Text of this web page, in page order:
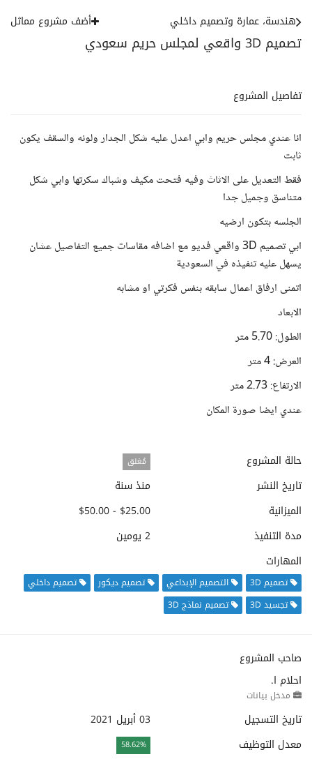
تصميم 3D واقعي لمجلس حريم سعودي
هندسة، عمارة وتصميم داخلي أضف مشروع مماثل
تفاصيل المشروع
انا عندي مجلس حريم وابي اعدل عليه شكل الجدار ولونه والسقف يكون
ثابت
فقط التعديل على الاثاث وفيه فتحت مكيف وشباك سكرتها وابي شكل
متناسق وجميل جدا
الجلسه بتكون ارضيه
ابي تصميم 3D واقعي فديو مع اضافه مقاسات جميع التفاصيل عشان
يسهل عليه تنفيذه في السعودية
اتمنى ارفاق اعمال سابقه بنفس فكرتي او مشابه
الابعاد
الطول: 5.70 متر
العرض: 4 متر
الارتفاع: 2.73 متر
عندي ايضا صورة المكان
حالة المشروع مُغلق
تاريخ النشر
منذ سنة
الميزانية
$25.00 - $50.00
مدة التنفيذ
2 يومين
المهارات
تصميم 3D التصميم الإبداعي تصميم ديكور
تصميم داخلي
تجسيد 3D
تصميم نماذج 3D
صاحب المشروع
احلام ا.
مدخل بيانات
تاريخ التسجيل
03 أبريل 2021
معدل التوظيف
58.62%